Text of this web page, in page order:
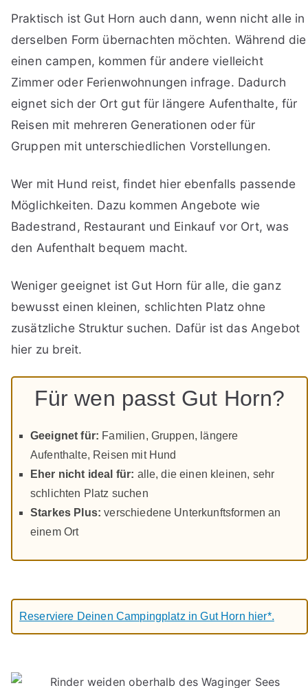
Praktisch ist Gut Horn auch dann, wenn nicht alle in
derselben Form übernachten möchten. Während die
einen campen, kommen für andere vielleicht
Zimmer oder Ferienwohnungen infrage. Dadurch
eignet sich der Ort gut für längere Aufenthalte, für
Reisen mit mehreren Generationen oder für
Gruppen mit unterschiedlichen Vorstellungen.
Wer mit Hund reist, findet hier ebenfalls passende
Möglichkeiten. Dazu kommen Angebote wie
Badestrand, Restaurant und Einkauf vor Ort, was
den Aufenthalt bequem macht.
Weniger geeignet ist Gut Horn für alle, die ganz
bewusst einen kleinen, schlichten Platz ohne
zusätzliche Struktur suchen. Dafür ist das Angebot
hier zu breit.
Für wen passt Gut Horn?
Geeignet für: Familien, Gruppen, längere
Aufenthalte, Reisen mit Hund
Eher nicht ideal für: alle, die einen kleinen, sehr
schlichten Platz suchen
Starkes Plus: verschiedene Unterkunftsformen an
einem Ort
Reserviere Deinen Campingplatz in Gut Horn hier*.